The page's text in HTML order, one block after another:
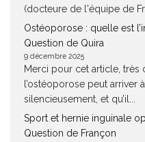
(docteure de l'équipe de
Ostéoporose : quelle est
Question de Quira
9 décembre 2025
Merci pour cet article, très
l’ostéoporose peut arriver
silencieusement, et qu’il...
Sport et hernie inguinale
Question de Françon